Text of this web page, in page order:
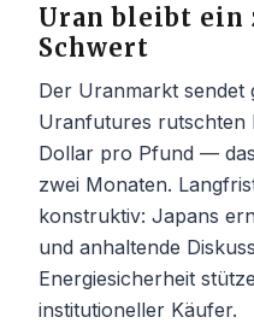
Uran bleibt ein
Schwert
Der Uranmarkt sendet
Uranfutures rutschten
Dollar pro Pfund —
zwei Monaten.
konstruktiv: Japans
und anhaltende
Energiesicherheit
institutioneller Käufer.